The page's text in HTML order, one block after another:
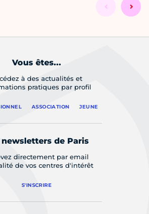
Vous êtes...
à des actualités et
pratiques par profil
ASSOCIATION JEUNE
newsletters de Paris
directement par email
de vos centres d'intérêt
S'INSCRIRE